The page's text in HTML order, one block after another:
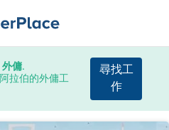
傭.
拉伯的外傭工
尋找工
作